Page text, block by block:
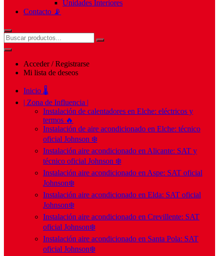
Unidades Interiores
Contacto 📡
Acceder / Registrarse
Mi lista de deseos
Inicio 🌡️
| Zona de Influencia |
Instalación de calentadores en Elche: eléctricos y
termos 🔥
Instalación de aire acondicionado en Elche: técnico
oficial Johnson ❄️
Instalación aire acondicionado en Alicante: SAT y
técnico oficial Johnson ❄️
Instalación aire acondicionado en Aspe: SAT oficial
Johnson❄️
Instalación aire acondicionado en Elda: SAT oficial
Johnson❄️
Instalación aire acondicionado en Crevillente: SAT
oficial Johnson❄️
Instalación aire acondicionado en Santa Pola: SAT
oficial Johnson❄️